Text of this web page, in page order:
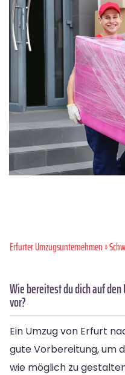
Erfurter Umzugsunternehmen»
Wie bereitest du dich auf
vor?
Ein Umzug von Erfurt
gute Vorbereitung, um
wie möglich zu